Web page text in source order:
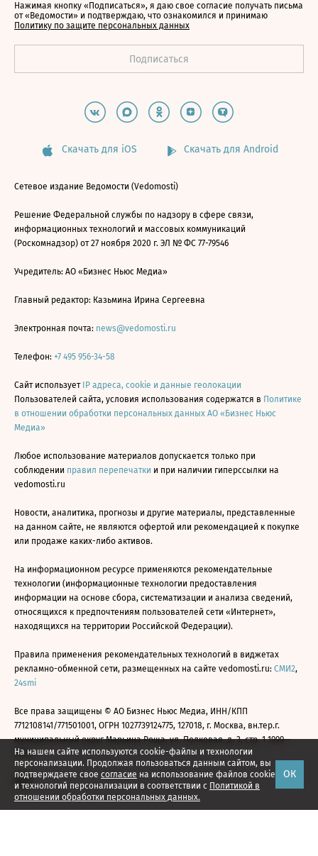
На нашем сайте используются cookie-файлы и технологии
персонализации. Продолжая пользоваться данным сайтом, вы
подтверждаете свое согласие на использование файлов cookie
и технологий персонализации в соответствии с Политикой в
отношении обработки персональных данных.
ОК
Нажимая кнопку «Подписаться», я даю свое согласие получать письма
от «Ведомости» и подтверждаю, что ознакомился и принимаю
Политику по защите персональных данных
Скачать для iOS Скачать для Android
Сетевое издание Ведомости (Vedomosti)
Решение Федеральной службы по надзору в сфере связи,
информационных технологий и массовых коммуникаций
(Роскомнадзор) от 27 ноября 2020 г. ЭЛ № ФС 77-79546
Учредитель: АО «Бизнес Ньюс Медиа»
Главный редактор: Казьмина Ирина Сергеевна
Электронная почта: news@vedomosti.ru
Телефон: +7 495 956-34-58
Сайт использует IP адреса, cookie и данные геолокации
Пользователей сайта, условия использования содержатся в Политике
в отношении обработки персональных данных АО «Бизнес Ньюс
Медиа»
Любое использование материалов допускается только при
соблюдении правил перепечатки и при наличии гиперссылки на
vedomosti.ru
Новости, аналитика, прогнозы и другие материалы, представленные
на данном сайте, не являются офертой или рекомендацией к покупке
или продаже каких-либо активов.
На информационном ресурсе применяются рекомендательные
технологии (информационные технологии предоставления
информации на основе сбора, систематизации и анализа сведений,
относящихся к предпочтениям пользователей сети «Интернет»,
находящихся на территории Российской Федерации).
Правила применения рекомендательных технологий в виджетах
рекламно-обменной сети, размещенных на сайте vedomosti.ru: СМИ2,
24smi
Все права защищены © АО Бизнес Ньюс Медиа, ИНН/КПП
7712108141/771501001, ОГРН 1027739124775, 127018, г. Москва, вн.тер.г.
муниципальный округ Марьина Роща, ул. Полковая, д. 3, стр. 1 1999—
2026